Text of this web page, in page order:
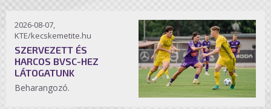
2026-08-07,
KTE/kecskemetite.hu
SZERVEZETT ÉS
HARCOS BVSC-HEZ
LÁTOGATUNK
Beharangozó.